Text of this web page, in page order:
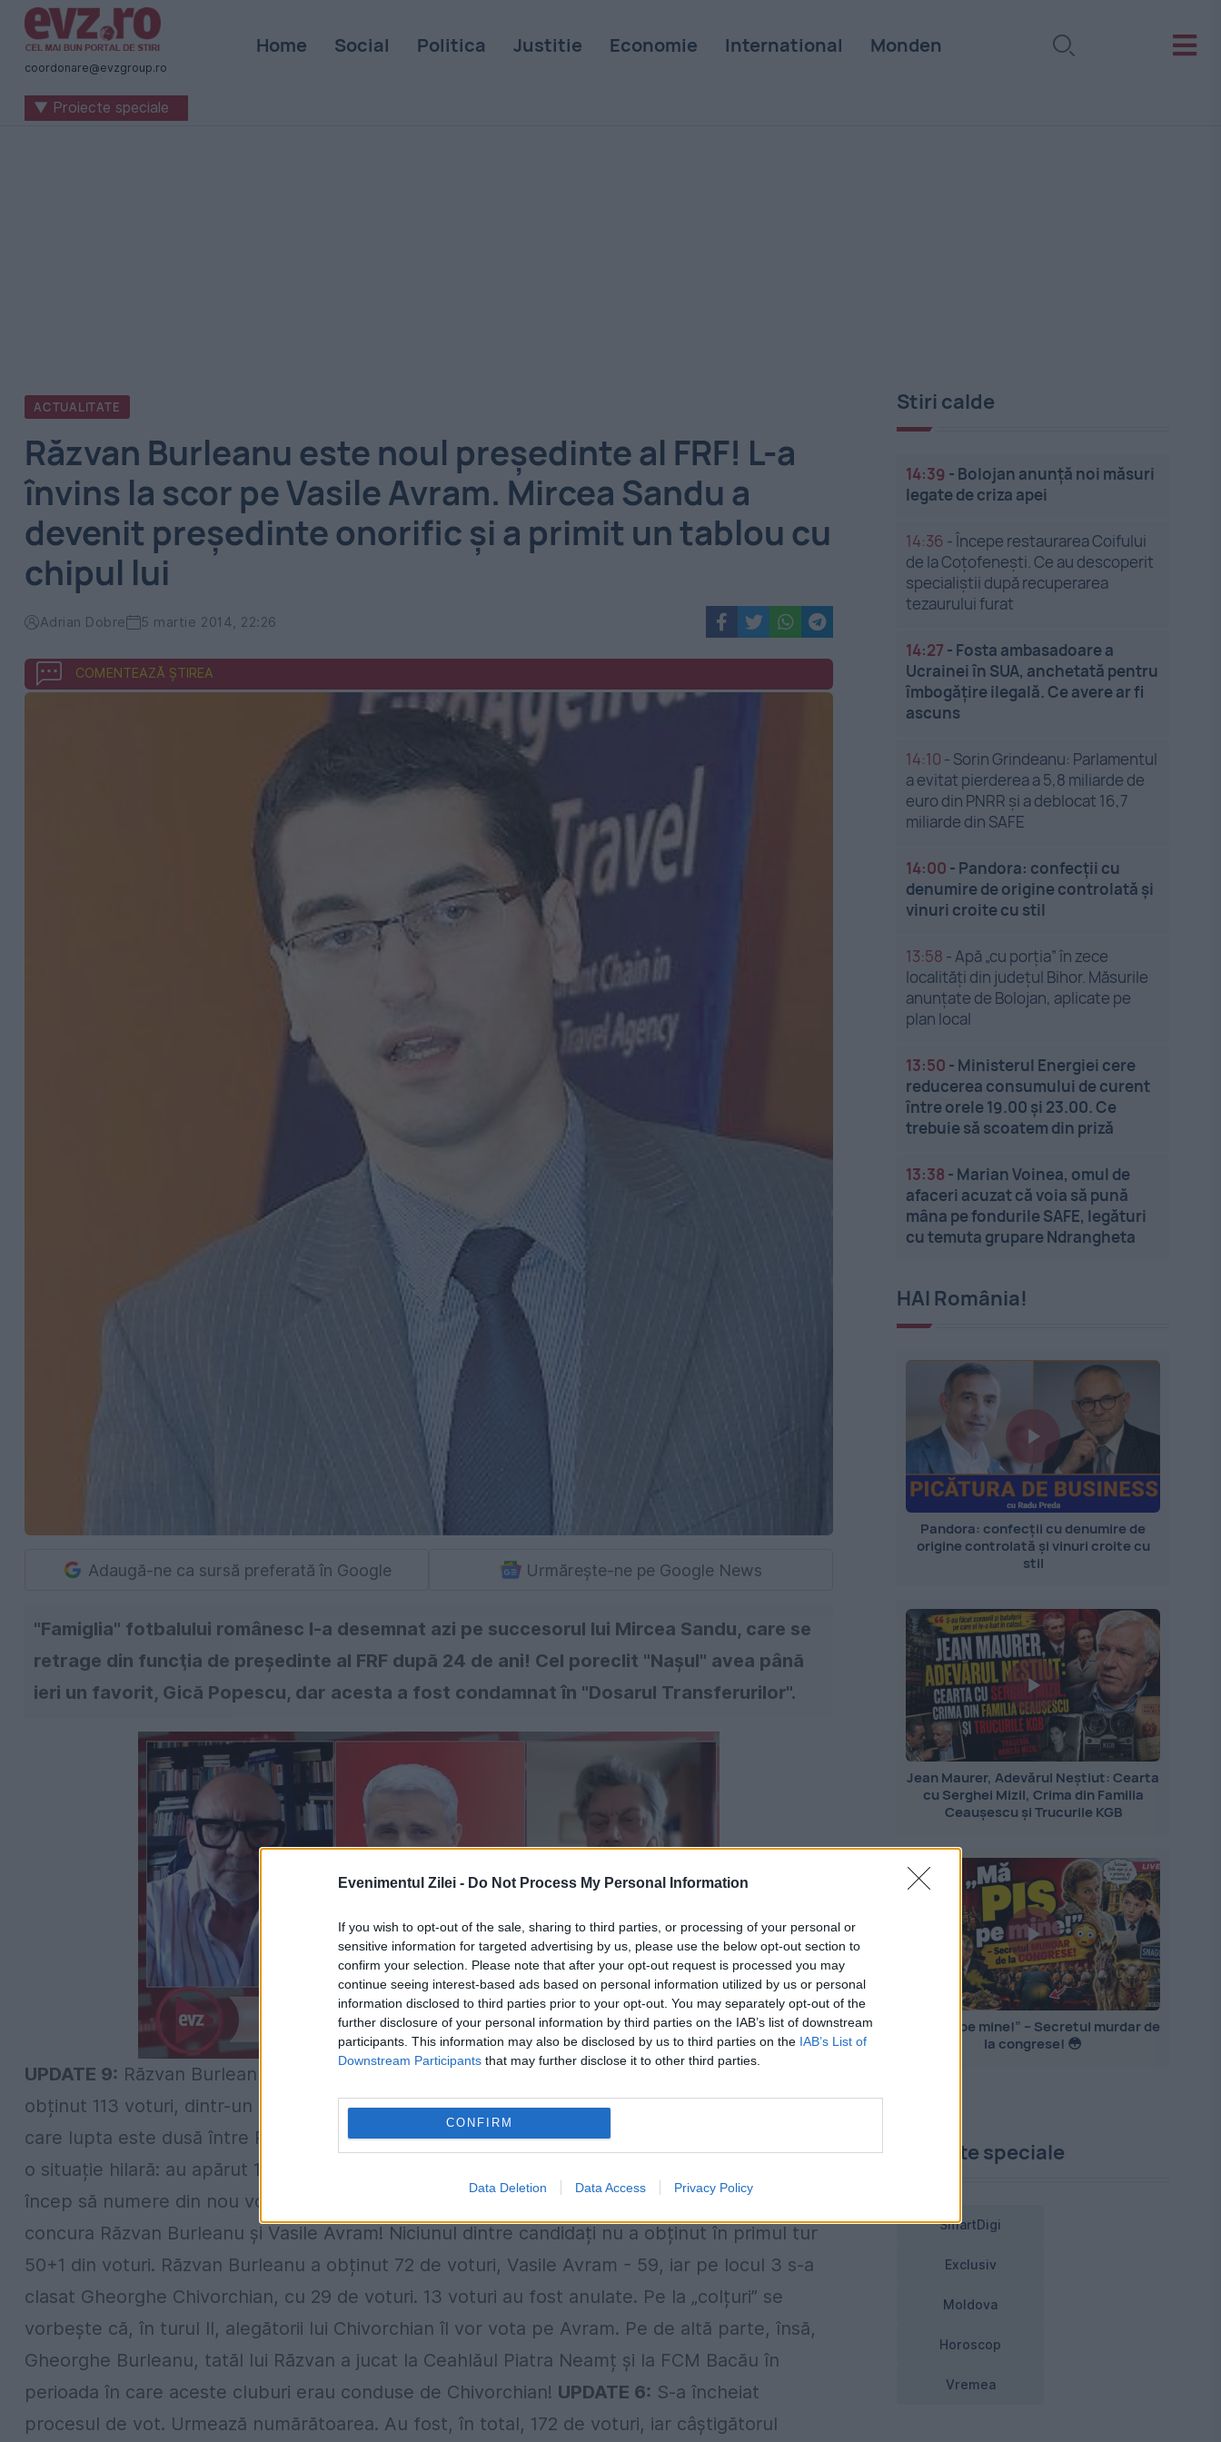
Evenimentul Zilei - Do Not Process My Personal Information
If you wish to opt-out of the sale, sharing to third parties, or processing of your personal or
sensitive information for targeted advertising by us, please use the below opt-out section to
confirm your selection. Please note that after your opt-out request is processed you may
continue seeing interest-based ads based on personal information utilized by us or personal
information disclosed to third parties prior to your opt-out. You may separately opt-out of the
further disclosure of your personal information by third parties on the IAB’s list of downstream
participants. This information may also be disclosed by us to third parties on the IAB’s List of
Downstream Participants that may further disclose it to other third parties.
CONFIRM
Data Deletion Data Access Privacy Policy
Știri
naționale
internaționale
coordonare@evzgroup.ro
Home Social Politica Justitie Economie International Monden
▼ Proiecte speciale
ACTUALITATE
Răzvan Burleanu este noul președinte al FRF! L-a
învins la scor pe Vasile Avram. Mircea Sandu a
devenit președinte onorific și a primit un tablou cu
chipul lui
Adrian Dobre 5 martie 2014, 22:26
COMENTEAZĂ ȘTIREA
Adaugă-ne ca sursă preferată în Google Urmărește-ne pe Google News
"Famiglia" fotbalului românesc l-a desemnat azi pe succesorul lui Mircea Sandu, care se
retrage din funcţia de preşedinte al FRF după 24 de ani! Cel poreclit "Naşul" avea până
ieri un favorit, Gică Popescu, dar acesta a fost condamnat în "Dosarul Transferurilor".
UPDATE 9: Răzvan Burleanu este noul președinte al FRF! În turul II de scrutin, Burleanu a
obținut 113 voturi, dintr-un total de 173!UPDATE 8:A început votul în turul II de scrutin, în
care lupta este dusă între Răzvan Burleanu și Vasile Avram. La numărătoarea acestora, a ieșit
o situație hilară: au apărut 175 de voturi, deși în sală se află 173 de votanți! Membrii comisiei
încep să numere din nou voturile!
Va exista turul doi de scrutin, în care vor
concura Răzvan Burleanu și Vasile Avram! Niciunul dintre candidați nu a obținut în primul tur
50+1 din voturi. Răzvan Burleanu a obținut 72 de voturi, Vasile Avram - 59, iar pe locul 3 s-a
clasat Gheorghe Chivorchian, cu 29 de voturi. 13 voturi au fost anulate. Pe la „colțuri” se
vorbește că, în turul II, alegătorii lui Chivorchian îl vor vota pe Avram. Pe de altă parte, însă,
Gheorghe Burleanu, tatăl lui Răzvan a jucat la Ceahlăul Piatra Neamț și la FCM Bacău în
perioada în care aceste cluburi erau conduse de Chivorchian! UPDATE 6: S-a încheiat
procesul de vot. Urmează numărătoarea. Au fost, în total, 172 de voturi, iar câștigătorul
Stiri calde
14:39 - Bolojan anunță noi măsuri
legate de criza apei
14:36 -Începe restaurarea Coifului
de la Coțofenești. Ce au descoperit
specialiștii după recuperarea
tezaurului furat
14:27 - Fosta ambasadoare a
Ucrainei în SUA, anchetată pentru
îmbogățire ilegală. Ce avere ar fi
ascuns
14:10 - Sorin Grindeanu: Parlamentul
a evitat pierderea a 5,8 miliarde de
euro din PNRR și a deblocat 16,7
miliarde din SAFE
14:00 - Pandora: confecții cu
denumire de origine controlată și
vinuri croite cu stil
13:58 -Apă „cu porția” în zece
localități din județul Bihor. Măsurile
anunțate de Bolojan, aplicate pe
plan local
13:50 - Ministerul Energiei cere
reducerea consumului de curent
între orele 19.00 și 23.00. Ce
trebuie să scoatem din priză
13:38 - Marian Voinea, omul de
afaceri acuzat că voia să pună
mâna pe fondurile SAFE, legături
cu temuta grupare Ndrangheta
HAI România!
Pandora: confecții cu denumire de
origine controlată și vinuri croite cu
stil
Jean Maurer, Adevărul Neștiut: Cearta
cu Serghei Mizil, Crima din Familia
Ceaușescu și Trucurile KGB
„Mă PIȘ pe mine!” – Secretul murdar de
la congrese! 😳
Proiecte speciale
SmartDigi
Exclusiv
Moldova
Horoscop
Vremea